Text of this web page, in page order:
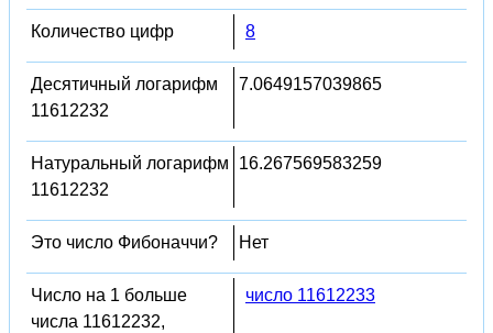
Количество цифр 8
Десятичный логарифм
11612232
7.0649157039865
Натуральный логарифм
11612232
16.267569583259
Это число Фибоначчи? Нет
Число на 1 больше
числа 11612232,
число 11612233